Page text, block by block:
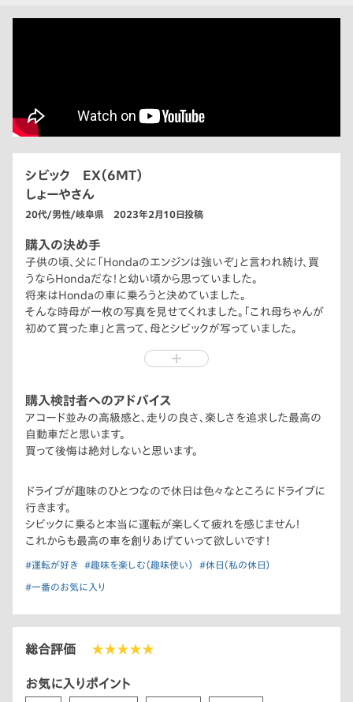
シビック EX（6MT）
しょーやさん
20代/男性/岐阜県 2023年2月10日投稿
購入の決め手
子供の頃、父に「Hondaのエンジンは強いぞ」と言われ続け、買
うならHondaだな！と幼い頃から思っていました。
将来はHondaの車に乗ろうと決めていました。
そんな時母が一枚の写真を見せてくれました。「これ母ちゃんが
初めて買った車」と言って、母とシビックが写っていました。
父や母に言われた通り最高の車です！
購入検討者へのアドバイス
アコード並みの高級感と、走りの良さ、楽しさを追求した最高の
自動車だと思います。
買って後悔は絶対しないと思います。
ドライブが趣味のひとつなので休日は色々なところにドライブに
行きます。
シビックに乗ると本当に運転が楽しくて疲れを感じません！
これからも最高の車を創りあげていって欲しいです！
#運転が好き #趣味を楽しむ（趣味使い） #休日（私の休日）
#一番のお気に入り
総合評価 ★★★★★
お気に入りポイント